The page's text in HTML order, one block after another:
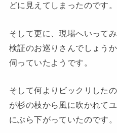
どに見えてしまったのです。
そして更に、現場へいって
検証のお巡りさんでしょう
伺っていたようです。
そして何よりビックリした
が杉の枝から風に吹かれて
にぶら下がっていたのです。